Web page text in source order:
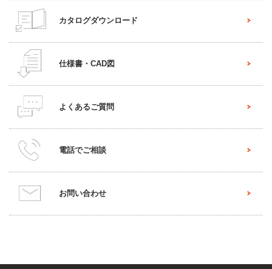
カタログダウンロード
仕様書・CAD図
よくあるご質問
電話でご相談
お問い合わせ